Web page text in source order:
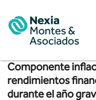
Componente
rendimientos
durante el año